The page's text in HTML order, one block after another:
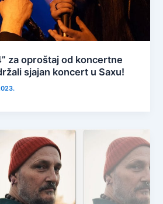
za oproštaj od koncertne
sjajan koncert u Saxu!